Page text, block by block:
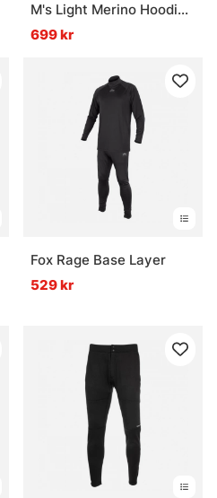
M's Light Merino Hoodie
Orion Blue
699 kr
Fox Rage Base Layer
529 kr